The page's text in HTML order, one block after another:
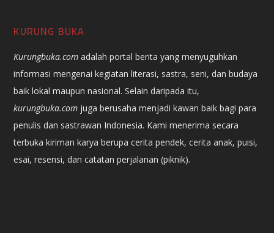
KURUNG BUKA
Kurungbuka.com adalah portal berita yang menyuguhkan
informasi mengenai kegiatan literasi, sastra, seni, dan budaya
baik lokal maupun nasional. Selain daripada itu,
kurungbuka.com juga berusaha menjadi kawan baik bagi para
penulis dan sastrawan Indonesia. Kami menerima secara
terbuka kiriman karya berupa cerita pendek, cerita anak, puisi,
esai, resensi, dan catatan perjalanan (piknik).